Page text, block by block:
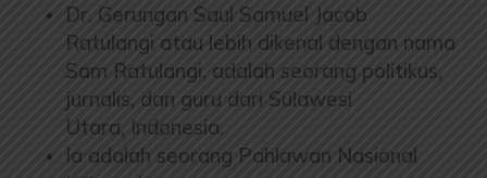
Dr. Gerungan Saul Samuel Jacob
Ratulangi atau lebih dikenal dengan nama
Sam Ratulangi, adalah seorang politikus,
jurnalis, dan guru dari Sulawesi
Utara, Indonesia.
Ia adalah seorang Pahlawan Nasional